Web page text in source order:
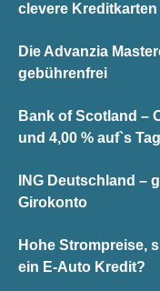
clevere Kreditkarten
Die Advanzia
gebührenfrei
Bank of Scotland –
und 4,00 % auf`s
ING Deutschland –
Girokonto
Hohe Strompreise,
ein E-Auto Kredit?